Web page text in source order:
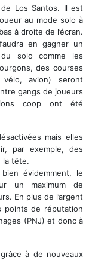
Los Santos. Il est
au mode solo à
à droite de l’écran.
en gagner un
solo comme les
des courses
avion) seront
gangs de joueurs
coop ont été
mais elles
par exemple, des
la tête.
évidemment, le
un maximum de
En plus de l’argent
points de réputation
(PNJ) et donc à
à de nouveaux